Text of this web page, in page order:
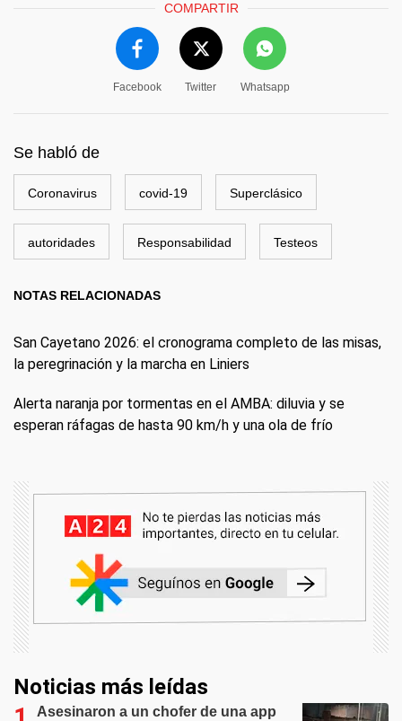
COMPARTIR
Facebook Twitter Whatsapp
Se habló de
Coronavirus covid-19 Superclásico
autoridades Responsabilidad Testeos
NOTAS RELACIONADAS
San Cayetano 2026: el cronograma completo de las misas,
la peregrinación y la marcha en Liniers
Alerta naranja por tormentas en el AMBA: diluvia y se
esperan ráfagas de hasta 90 km/h y una ola de frío
Noticias más leídas
Asesinaron a un chofer de una app